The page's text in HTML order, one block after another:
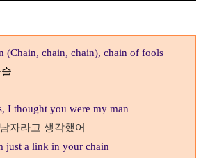
(Chain, chain, chain), chain of fools
I thought you were my man
자라고 생각했어
just a link in your chain